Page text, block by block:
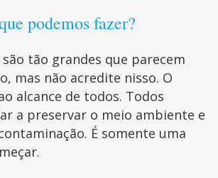
podemos fazer?
tão grandes que parecem
mas não acredite nisso. O
alcance de todos. Todos
a preservar o meio ambiente e
É somente uma